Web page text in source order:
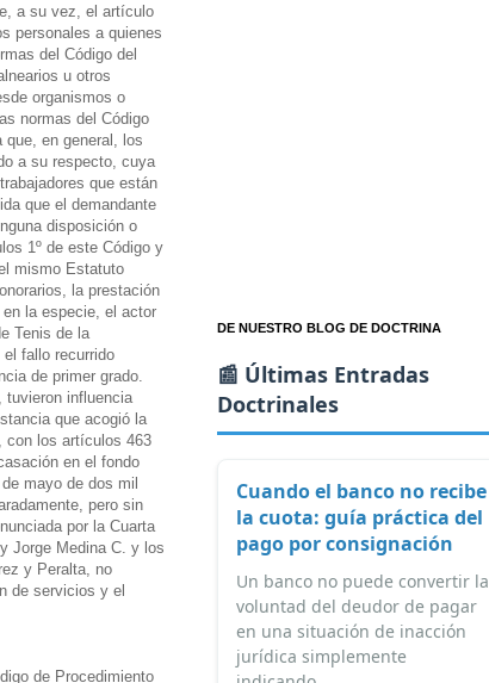
a su vez, el artículo
personales a quienes
del Código del
u otros
organismos o
normas del Código
en general, los
a su respecto, cuya
que están
que el demandante
disposición o
1º de este Código y
mismo Estatuto
la prestación
la especie, el actor
Tenis de la
fallo recurrido
de primer grado.
tuvieron influencia
que acogió la
con los artículos 463
en el fondo
mayo de dos mil
pero sin
por la Cuarta
Jorge Medina C. y los
y Peralta, no
de servicios y el
de Procedimiento
DE NUESTRO BLOG DE DOCTRINA
📰 Últimas Entradas
Doctrinales
Cuando el banco no recibe
la cuota: guía práctica del
pago por consignación
Un banco no puede convertir la
voluntad del deudor de pagar
en una situación de inacción
jurídica simplemente